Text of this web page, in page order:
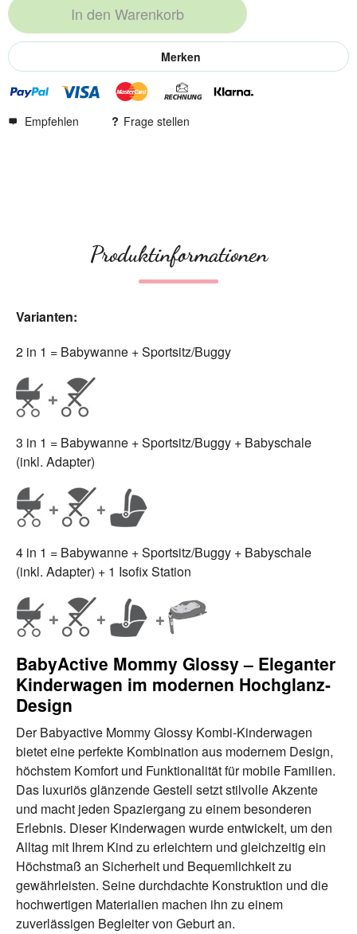
In den Warenkorb
Merken
Empfehlen Frage stellen
Produktinformationen
Varianten:
2 in 1 = Babywanne + Sportsitz/Buggy
3 in 1 = Babywanne + Sportsitz/Buggy + Babyschale
(inkl. Adapter)
4 in 1 = Babywanne + Sportsitz/Buggy + Babyschale
(inkl. Adapter) + 1 Isofix Station
BabyActive Mommy Glossy – Eleganter
Kinderwagen im modernen Hochglanz-
Design
Der Babyactive Mommy Glossy Kombi-Kinderwagen
bietet eine perfekte Kombination aus modernem Design,
höchstem Komfort und Funktionalität für mobile Familien.
Das luxuriös glänzende Gestell setzt stilvolle Akzente
und macht jeden Spaziergang zu einem besonderen
Erlebnis. Dieser Kinderwagen wurde entwickelt, um den
Alltag mit Ihrem Kind zu erleichtern und gleichzeitig ein
Höchstmaß an Sicherheit und Bequemlichkeit zu
gewährleisten. Seine durchdachte Konstruktion und die
hochwertigen Materialien machen ihn zu einem
zuverlässigen Begleiter von Geburt an.